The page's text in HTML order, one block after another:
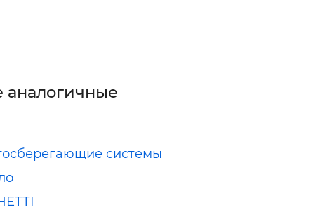
системы